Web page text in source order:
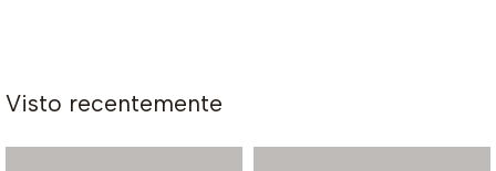
Visto recentemente